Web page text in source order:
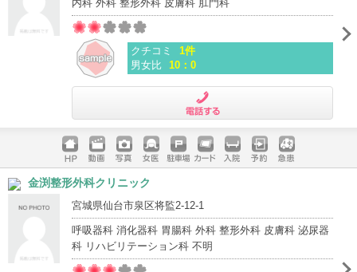
内科 外科 整形外科 皮膚科 肛門科
クチコミ
1件
男女比
10：0
ホームペ
ージ
動画 写真 女医 駐車場
クレジッ
入院 予約 急患
金渕整形外科クリニック
宮城県仙台市泉区将監2-12-1
呼吸器科 消化器科 胃腸科 外科 整形外科 皮膚科 泌尿器
科 リハビリテーション科 不明